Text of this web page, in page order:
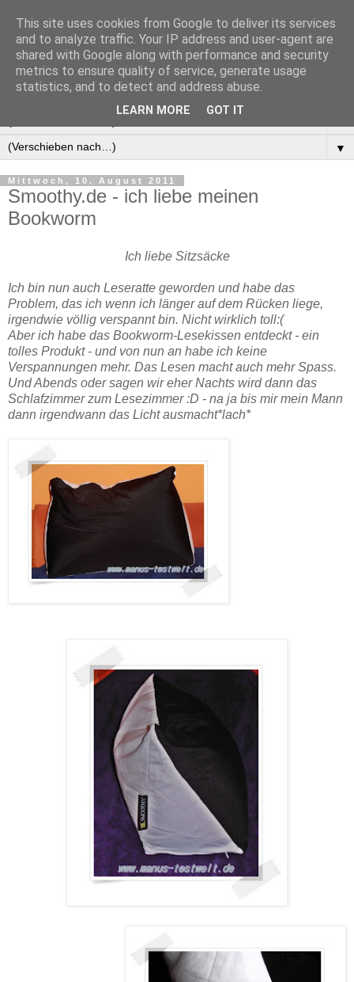
Manus Testwelt, alles
außer langweilig
▼
Mittwoch, 10. August 2011
Smoothy.de - ich liebe meinen
Bookworm
Ich liebe Sitzsäcke
Ich bin nun auch Leseratte geworden und habe das
Problem, das ich wenn ich länger auf dem Rücken liege,
irgendwie völlig verspannt bin. Nicht wirklich toll:(
Aber ich habe das Bookworm-Lesekissen entdeckt - ein
tolles Produkt - und von nun an habe ich keine
Verspannungen mehr. Das Lesen macht auch mehr Spass.
Und Abends oder sagen wir eher Nachts wird dann das
Schlafzimmer zum Lesezimmer :D - na ja bis mir mein Mann
dann irgendwann das Licht ausmacht*lach*
This site uses cookies from Google to deliver its services
and to analyze traffic. Your IP address and user-agent are
shared with Google along with performance and security
metrics to ensure quality of service, generate usage
statistics, and to detect and address abuse.
LEARN MORE GOT IT